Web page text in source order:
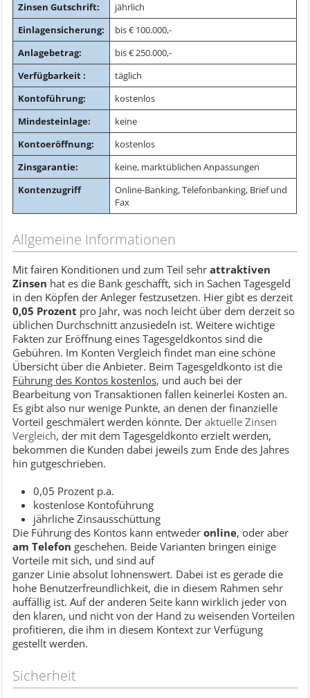
Zinsen Gutschrift:
jährlich
Einlagensicherung:
bis € 100.000,-
Anlagebetrag:
bis € 250.000,-
Verfügbarkeit :
täglich
Kontoführung:
kostenlos
Mindesteinlage:
keine
Kontoeröffnung:
kostenlos
Zinsgarantie:
keine, marktüblichen Anpassungen
Kontenzugriff
Online-Banking, Telefonbanking, Brief und
Fax
Allgemeine Informationen
Mit fairen Konditionen und zum Teil sehrattraktiven
Zinsen hat es die Bank geschafft, sich in Sachen Tagesgeld
in den Köpfen der Anleger festzusetzen. Hier gibt es derzeit
0,05 Prozent pro Jahr, was noch leicht über dem derzeit so
üblichen Durchschnitt anzusiedeln ist. Weitere wichtige
Fakten zur Eröffnung eines Tagesgeldkontos sind die
Gebühren. Im Konten Vergleich findet man eine schöne
Übersicht über die Anbieter. Beim Tagesgeldkonto ist die
Führung des Kontos kostenlos, und auch bei der
Bearbeitung von Transaktionen fallen keinerlei Kosten an.
Es gibt also nur wenige Punkte, an denen der finanzielle
Vorteil geschmälert werden könnte. Deraktuelle Zinsen
Vergleich, der mit dem Tagesgeldkonto erzielt werden,
bekommen die Kunden dabei jeweils zum Ende des Jahres
hin gutgeschrieben.
0,05 Prozent p.a.
kostenlose Kontoführung
jährliche Zinsausschüttung
Die Führung des Kontos kann entwederonline, oder aber
am Telefon geschehen. Beide Varianten bringen einige
Vorteile mit sich, und sind auf
ganzer Linie absolut lohnenswert. Dabei ist es gerade die
hohe Benutzerfreundlichkeit, die in diesem Rahmen sehr
auffällig ist. Auf der anderen Seite kann wirklich jeder von
den klaren, und nicht von der Hand zu weisenden Vorteilen
profitieren, die ihm in diesem Kontext zur Verfügung
gestellt werden.
Sicherheit